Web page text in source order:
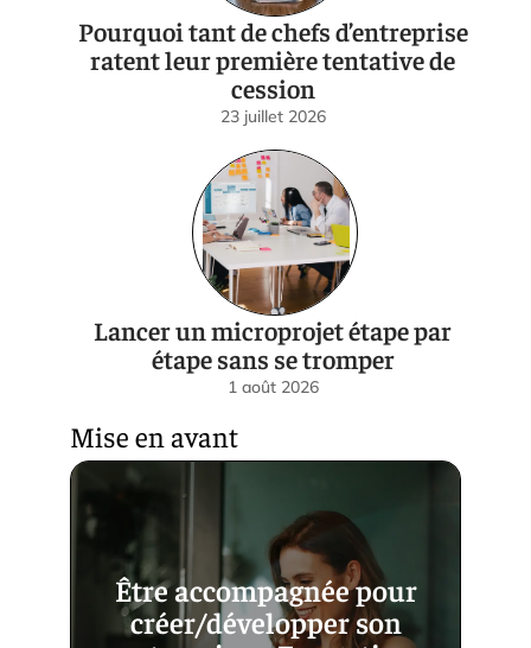
Pourquoi tant de chefs d’entreprise
ratent leur première tentative de
cession
23 juillet 2026
Lancer un microprojet étape par
étape sans se tromper
1 août 2026
Mise en avant
Être accompagnée pour
créer/développer son